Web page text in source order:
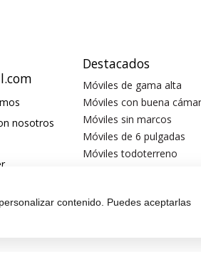
nosotros
Destacados
Móviles de gama alta
Móviles con buena
Móviles sin marcos
Móviles de 6 pulgadas
Móviles todoterreno
contenido. Puedes aceptarlas